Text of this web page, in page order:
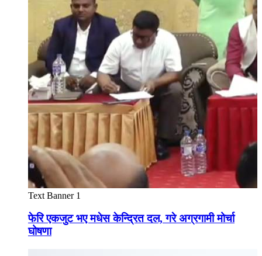
Text Banner 1
फेरि एकजुट भए मधेस केन्द्रित दल, गरे अग्रगामी मोर्चा
घोषणा